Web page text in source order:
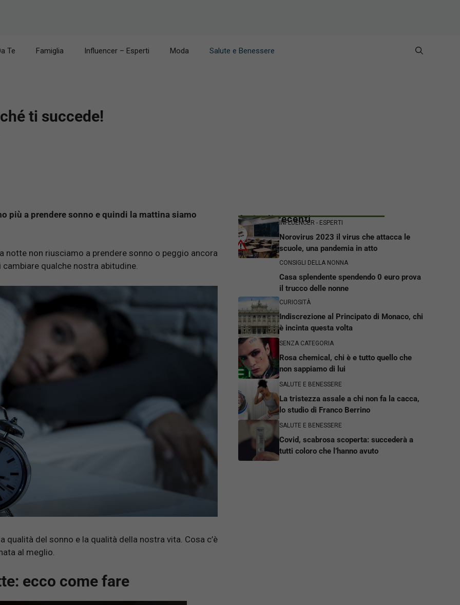
Te Famiglia Influencer – Esperti Moda Salute e Benessere
ti succede!
più a prendere sonno e quindi la mattina siamo
notte non riusciamo a prendere sonno o peggio ancora
qualche nostra abitudine.
del sonno e la qualità della nostra vita. Cosa c’è
al meglio.
ecco come fare
Articoli recentiINFLUENCER - ESPERTI
Norovirus 2023 il virus che attacca le
scuole, una pandemia in atto
CONSIGLI DELLA NONNA
Casa splendente spendendo 0 euro prova
il trucco delle nonne
CURIOSITÀ
Indiscrezione al Principato di Monaco, chi
è incinta questa volta
SENZA CATEGORIA
Rosa chemical, chi è e tutto quello che
non sappiamo di lui
SALUTE E BENESSERE
La tristezza assale a chi non fa la cacca,
lo studio di Franco Berrino
SALUTE E BENESSERE
Covid, scabrosa scoperta: succederà a
tutti coloro che l’hanno avuto